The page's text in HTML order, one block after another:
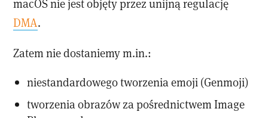
macOS nie jest objęty przez unijną regulację
DMA.
Zatem nie dostaniemy m.in.:
niestandardowego tworzenia emoji (Genmoji)
tworzenia obrazów za pośrednictwem Image